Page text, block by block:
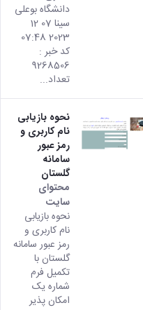
دانشگاه بوعلی
سینا 07 12
2023 07:48
کد خبر :
9268506
تعداد...
نحوه بازیابی
نام کاربری و
رمز عبور
سامانه
گلستان
محتوای
سایت
نحوه بازیابی
نام کاربری و
رمز عبور سامانه
گلستان با
تکمیل فرم
شماره یک
امکان پذیر